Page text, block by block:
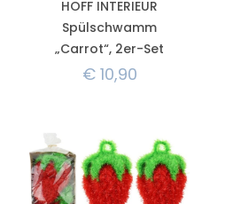
HOFF INTERIEUR
Spülschwamm
„Carrot“, 2er-Set
€10,90